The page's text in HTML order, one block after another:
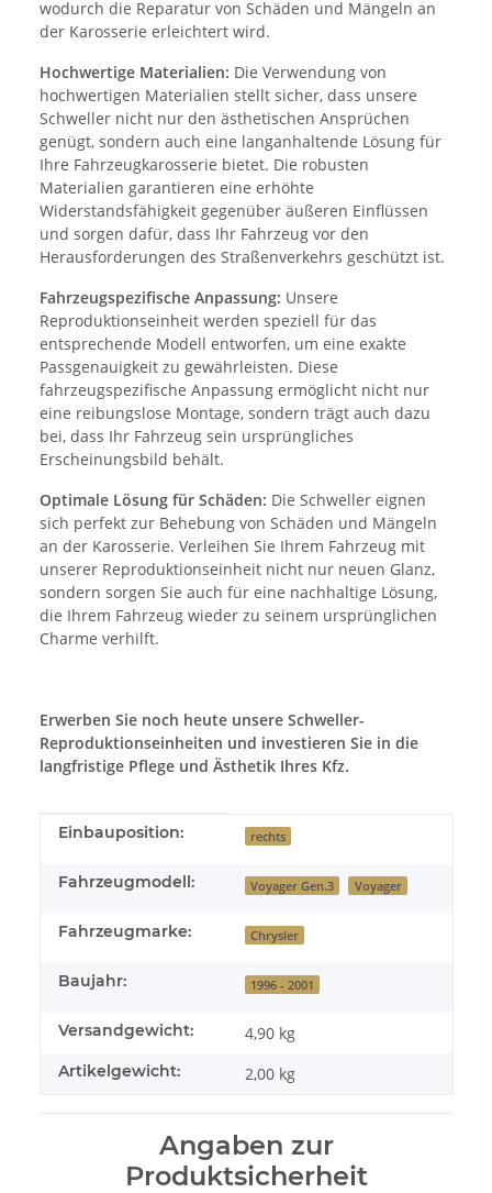
wodurch die Reparatur von Schäden und Mängeln an
der Karosserie erleichtert wird.
Hochwertige Materialien: Die Verwendung von
hochwertigen Materialien stellt sicher, dass unsere
Schweller nicht nur den ästhetischen Ansprüchen
genügt, sondern auch eine langanhaltende Lösung für
Ihre Fahrzeugkarosserie bietet. Die robusten
Materialien garantieren eine erhöhte
Widerstandsfähigkeit gegenüber äußeren Einflüssen
und sorgen dafür, dass Ihr Fahrzeug vor den
Herausforderungen des Straßenverkehrs geschützt ist.
Fahrzeugspezifische Anpassung: Unsere
Reproduktionseinheit werden speziell für das
entsprechende Modell entworfen, um eine exakte
Passgenauigkeit zu gewährleisten. Diese
fahrzeugspezifische Anpassung ermöglicht nicht nur
eine reibungslose Montage, sondern trägt auch dazu
bei, dass Ihr Fahrzeug sein ursprüngliches
Erscheinungsbild behält.
Optimale Lösung für Schäden: Die Schweller eignen
sich perfekt zur Behebung von Schäden und Mängeln
an der Karosserie. Verleihen Sie Ihrem Fahrzeug mit
unserer Reproduktionseinheit nicht nur neuen Glanz,
sondern sorgen Sie auch für eine nachhaltige Lösung,
die Ihrem Fahrzeug wieder zu seinem ursprünglichen
Charme verhilft.
Erwerben Sie noch heute unsere Schweller-
Reproduktionseinheiten und investieren Sie in die
langfristige Pflege und Ästhetik Ihres Kfz.
Produkteigenschaft
Wert
Einbauposition: rechts
Fahrzeugmodell: Voyager Gen.3 Voyager
Fahrzeugmarke: Chrysler
Baujahr: 1996 - 2001
Versandgewicht: 4,90 kg
Artikelgewicht: 2,00 kg
Angaben zur
Produktsicherheit